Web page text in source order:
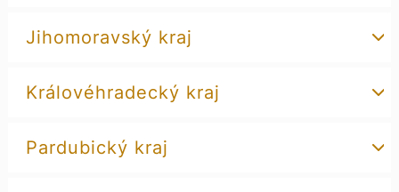
Jihomoravský kraj
Královéhradecký kraj
Pardubický kraj